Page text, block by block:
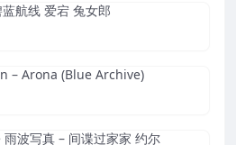
航线 爱宕 兔女郎
– Arona (Blue Archive)
波写真 – 间谍过家家 约尔